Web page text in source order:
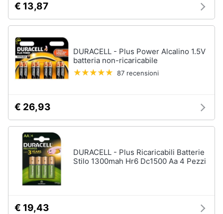
€ 13,87
DURACELL - Plus Power Alcalino 1.5V
batteria non-ricaricabile
87 recensioni
€ 26,93
DURACELL - Plus Ricaricabili Batterie
Stilo 1300mah Hr6 Dc1500 Aa 4 Pezzi
€ 19,43